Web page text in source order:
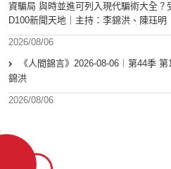
資騙局 與時並進可列入現代騙術大全？
D100新聞天地｜主持：李錦洪、陳珏明
2026/08/06
《人間錦言》2026-08-06︱第44季
錦洪
2026/08/06